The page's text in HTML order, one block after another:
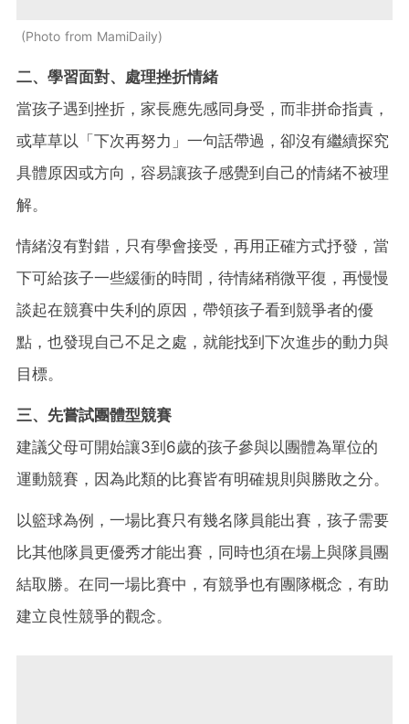
Photo from MamiDaily
二、學習面對、處理挫折情緒
當孩子遇到挫折，家長應先感同身受，而非拼命指責，
或草草以「下次再努力」一句話帶過，卻沒有繼續探究
具體原因或方向，容易讓孩子感覺到自己的情緒不被理
解。
情緒沒有對錯，只有學會接受，再用正確方式抒發，當
下可給孩子一些緩衝的時間，待情緒稍微平復，再慢慢
談起在競賽中失利的原因，帶領孩子看到競爭者的優
點，也發現自己不足之處，就能找到下次進步的動力與
目標。
三、先嘗試團體型競賽
建議父母可開始讓3到6歲的孩子參與以團體為單位的
運動競賽，因為此類的比賽皆有明確規則與勝敗之分。
以籃球為例，一場比賽只有幾名隊員能出賽，孩子需要
比其他隊員更優秀才能出賽，同時也須在場上與隊員團
結取勝。在同一場比賽中，有競爭也有團隊概念，有助
建立良性競爭的觀念。